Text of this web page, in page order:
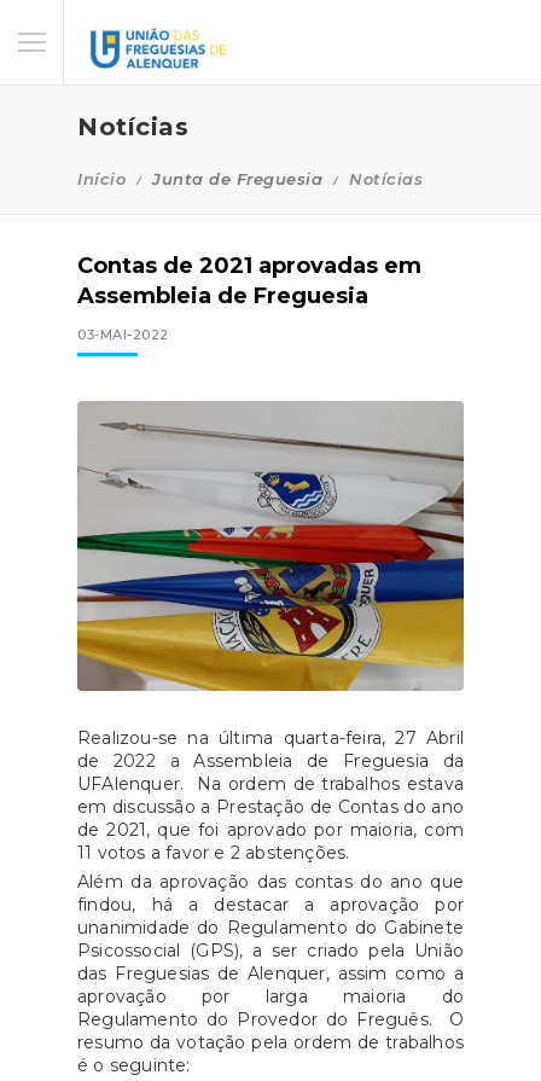
Notícias
Início Junta de Freguesia Notícias
Contas de 2021 aprovadas em
Assembleia de Freguesia
03-MAI-2022
Realizou-se na última quarta-feira, 27 Abril
de 2022 a Assembleia de Freguesia da
UFAlenquer. Na ordem de trabalhos estava
em discussão a Prestação de Contas do ano
de 2021, que foi aprovado por maioria, com
11 votos a favor e 2 abstenções.
Além da aprovação das contas do ano que
findou, há a destacar a aprovação por
unanimidade do Regulamento do Gabinete
Psicossocial (GPS), a ser criado pela União
das Freguesias de Alenquer, assim como a
aprovação por larga maioria do
Regulamento do Provedor do Freguês. O
resumo da votação pela ordem de trabalhos
é o seguinte: